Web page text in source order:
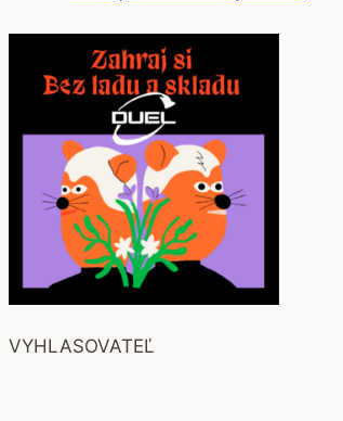
VYHLASOVATEĽ